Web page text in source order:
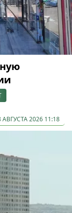
АВГУСТА 2026 11:18